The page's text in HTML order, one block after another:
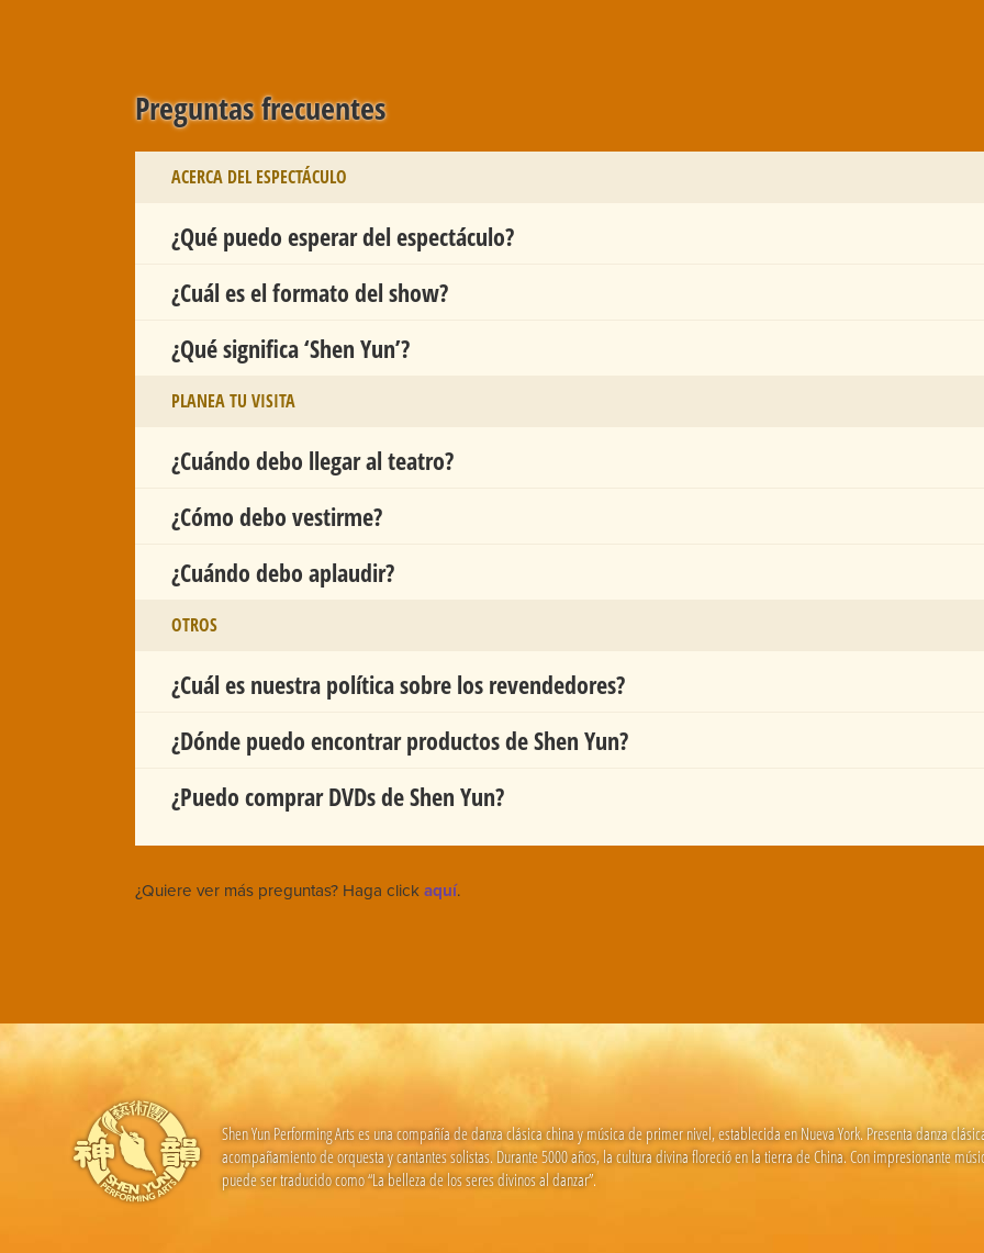
Preguntas frecuentes
ACERCA DEL ESPECTÁCULO
¿Qué puedo esperar del espectáculo?
¿Cuál es el formato del show?
¿Qué significa ‘Shen Yun’?
PLANEA TU VISITA
¿Cuándo debo llegar al teatro?
¿Cómo debo vestirme?
¿Cuándo debo aplaudir?
OTROS
¿Cuál es nuestra política sobre los revendedores?
¿Dónde puedo encontrar productos de Shen Yun?
¿Puedo comprar DVDs de Shen Yun?
¿Quiere ver más preguntas? Haga clickaquí.
Shen Yun Performing Arts es una compañía de danza clásica china y música de primer nivel, establecida en Nueva York. Presenta danza
acompañamiento de orquesta y cantantes solistas. Durante 5000 años, la cultura divina floreció en la tierra de China. Con impresionante
puede ser traducido como “La belleza de los seres divinos al danzar”.